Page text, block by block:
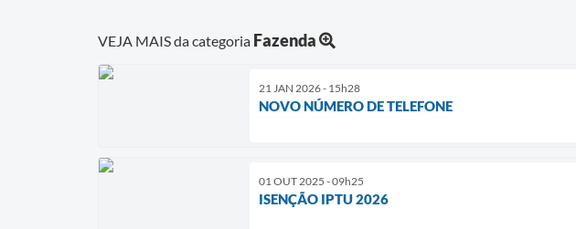
VEJA MAIS da categoria Fazenda
21 JAN 2026 - 15h28
NOVO NÚMERO DE TELEFONE
01 OUT 2025 - 09h25
ISENÇÃO IPTU 2026